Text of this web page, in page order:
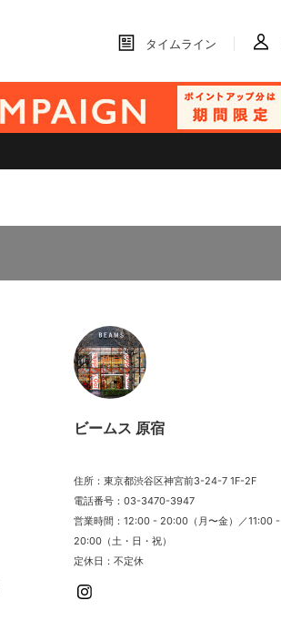
タイムライン
ビームス 原宿
住所：東京都渋谷区神宮前3-24-7 1F-2F
電話番号：03-3470-3947
営業時間：12:00 - 20:00（月〜金）／11:00 -
20:00（土・日・祝）
定休日：不定休